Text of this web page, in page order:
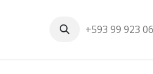
Nuestros clientes
+593 99 923